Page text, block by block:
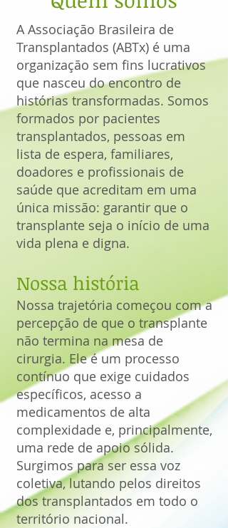
A Associação Brasileira de
Transplantados (ABTx) é uma
organização sem fins lucrativos
que nasceu do encontro de
histórias transformadas. Somos
formados por pacientes
transplantados, pessoas em
lista de espera, familiares,
doadores e profissionais de
saúde que acreditam em uma
única missão: garantir que o
transplante seja o início de uma
vida plena e digna.
Nossa história
Nossa trajetória começou com a
percepção de que o transplante
não termina na mesa de
cirurgia. Ele é um processo
contínuo que exige cuidados
específicos, acesso a
medicamentos de alta
complexidade e, principalmente,
uma rede de apoio sólida.
Surgimos para ser essa voz
coletiva, lutando pelos direitos
dos transplantados em todo o
território nacional.